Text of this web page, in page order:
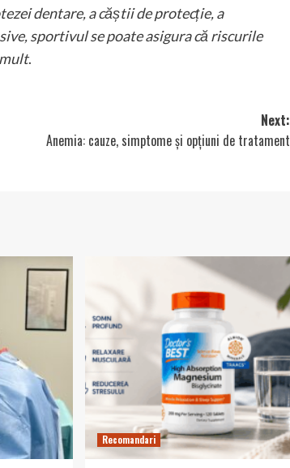
dentare, a căștii de protecție, a
sportivul se poate asigura că riscurile
.
Next:
Anemia: cauze, simptome și opțiuni de tratament
Recomandari